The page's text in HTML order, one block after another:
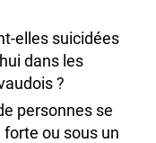
elles suicidées
dans les
?
personnes se
ou sous un